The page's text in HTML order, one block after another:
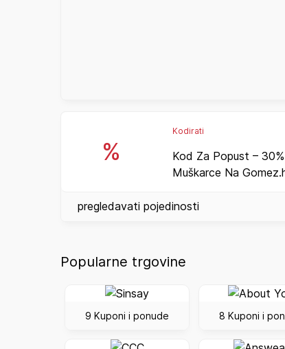
%
Kodirati
Kod Za Popust –
Muškarce Na
pregledavati pojedinosti
Popularne trgovine
9 Kuponi i ponude 8 Kuponi i